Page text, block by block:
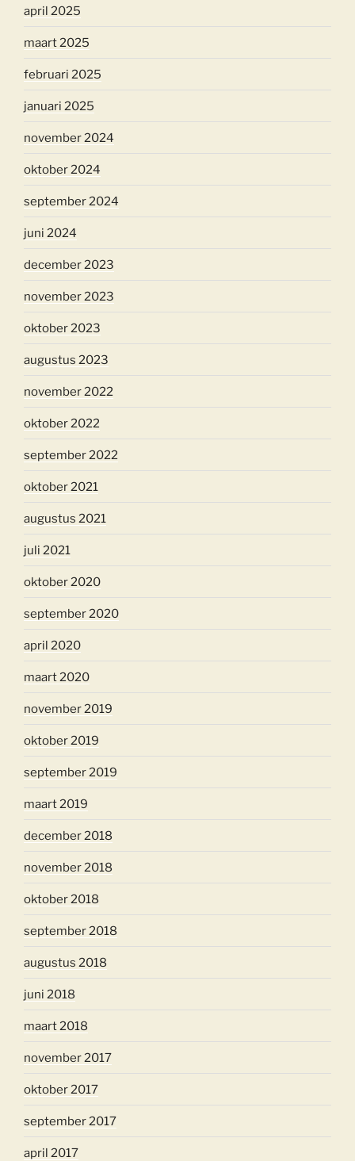
april 2025
maart 2025
februari 2025
januari 2025
november 2024
oktober 2024
september 2024
juni 2024
december 2023
november 2023
oktober 2023
augustus 2023
november 2022
oktober 2022
september 2022
oktober 2021
augustus 2021
juli 2021
oktober 2020
september 2020
april 2020
maart 2020
november 2019
oktober 2019
september 2019
maart 2019
december 2018
november 2018
oktober 2018
september 2018
augustus 2018
juni 2018
maart 2018
november 2017
oktober 2017
september 2017
april 2017